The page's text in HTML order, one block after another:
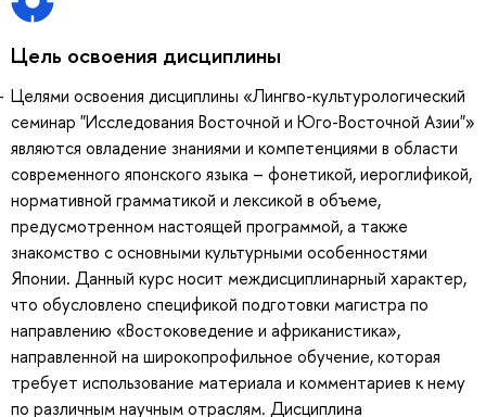
Цель освоения дисциплины
Целями освоения дисциплины «Лингво-культурологический
семинар "Исследования Восточной и Юго-Восточной Азии"»
являются овладение знаниями и компетенциями в области
современного японского языка – фонетикой, иероглификой,
нормативной грамматикой и лексикой в объеме,
предусмотренном настоящей программой, а также
знакомство с основными культурными особенностями
Японии. Данный курс носит междисциплинарный характер,
что обусловлено спецификой подготовки магистра по
направлению «Востоковедение и африканистика»,
направленной на широкопрофильное обучение, которая
требует использование материала и комментариев к нему
по различным научным отраслям. Дисциплина